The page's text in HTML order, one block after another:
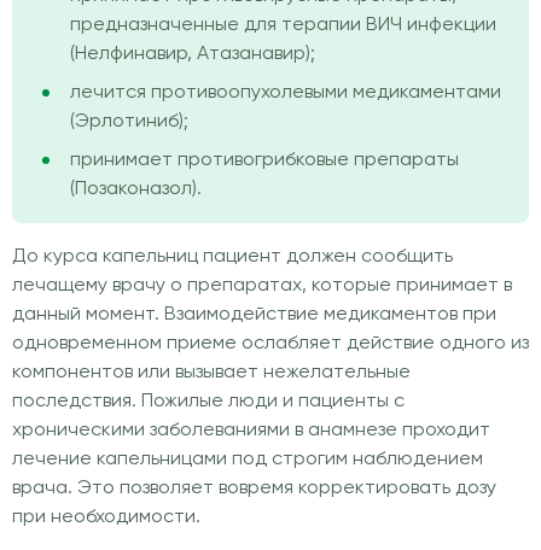
предназначенные для терапии ВИЧ инфекции
(Нелфинавир, Атазанавир);
лечится противоопухолевыми медикаментами
(Эрлотиниб);
принимает противогрибковые препараты
(Позаконазол).
До курса капельниц пациент должен сообщить
лечащему врачу о препаратах, которые принимает в
данный момент. Взаимодействие медикаментов при
одновременном приеме ослабляет действие одного из
компонентов или вызывает нежелательные
последствия. Пожилые люди и пациенты с
хроническими заболеваниями в анамнезе проходит
лечение капельницами под строгим наблюдением
врача. Это позволяет вовремя корректировать дозу
при необходимости.